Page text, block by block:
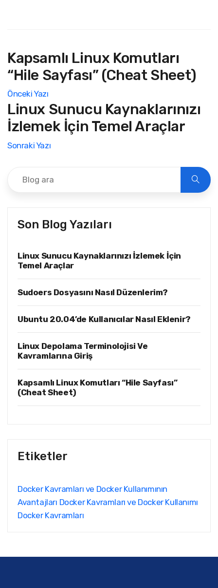
Kapsamlı Linux Komutları
“Hile Sayfası” (Cheat Sheet)
Önceki Yazı
Linux Sunucu Kaynaklarınızı
İzlemek İçin Temel Araçlar
Sonraki Yazı
Son Blog Yazıları
Linux Sunucu Kaynaklarınızı İzlemek İçin
Temel Araçlar
Sudoers Dosyasını Nasıl Düzenlerim?
Ubuntu 20.04’de Kullanıcılar Nasıl Eklenir?
Linux Depolama Terminolojisi Ve
Kavramlarına Giriş
Kapsamlı Linux Komutları “Hile Sayfası”
(Cheat Sheet)
Etiketler
Docker Kavramları ve Docker Kullanımının
Avantajları Docker Kavramları ve Docker Kullanımı
Docker Kavramları